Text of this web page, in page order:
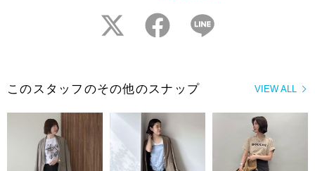
twitter facebook
VIEW ALL
このスタッフのその他のスナップ